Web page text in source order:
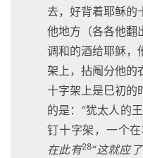
去，好背着耶稣的
他地方（各各他翻
调和的酒给耶稣，
架上，拈阄分他的
十字架上是巳初的
的是：“犹太人的
钉十字架，一个在
在此有28“这就应